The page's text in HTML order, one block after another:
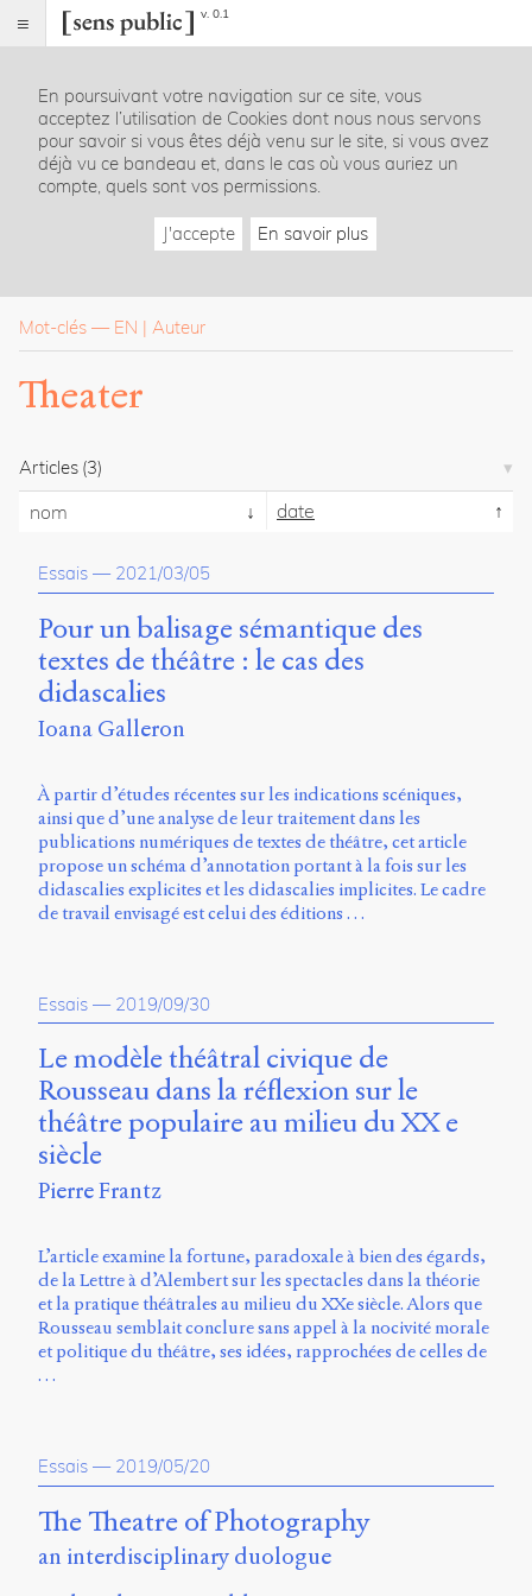
v. 0.1
Index
Rubriques
Essais
La
revue
Présentation
Publier
du
site
Archipel
En
ligne
Université
de
Sherbrooke
Campus
de
12723
Pl.
Charles-
Le
Moyne
Longueuil
J4K
Canada
ISSN
2104-
3272
Sens
(2020/03)
Typographies
Jannon
En poursuivant votre navigation sur ce site, vous
acceptez l’utilisation de Cookies dont nous nous servons
pour savoir si vous êtes déjà venu sur le site, si vous avez
déjà vu ce bandeau et, dans le cas où vous auriez un
compte, quels sont vos permissions.
J'accepte En savoir plus
Mot-clés — EN Auteur
Theater
Articles (3)
nom date
Essais — 2021/03/05
Pour un balisage sémantique des
textes de théâtre : le cas des
didascalies
Ioana Galleron
À partir d’études récentes sur les indications scéniques,
ainsi que d’une analyse de leur traitement dans les
publications numériques de textes de théâtre, cet article
propose un schéma d’annotation portant à la fois sur les
didascalies explicites et les didascalies implicites. Le cadre
de travail envisagé est celui des éditions …
Essais — 2019/09/30
Le modèle théâtral civique de
Rousseau dans la réflexion sur le
théâtre populaire au milieu du XX e
siècle
Pierre Frantz
L’article examine la fortune, paradoxale à bien des égards,
de la Lettre à d’Alembert sur les spectacles dans la théorie
et la pratique théâtrales au milieu du XXe siècle. Alors que
Rousseau semblait conclure sans appel à la nocivité morale
et politique du théâtre, ses idées, rapprochées de celles de
…
Essais — 2019/05/20
The Theatre of Photography
an interdisciplinary duologue